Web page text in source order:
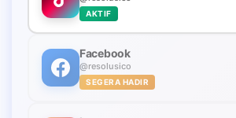
AKTIF
Facebook
@resolusico
SEGERA HADIR